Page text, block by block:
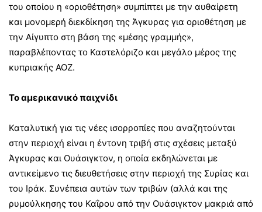
του οποίου η «οριοθέτηση» συμπίπτει με την αυθαίρετη
και μονομερή διεκδίκηση της Άγκυρας για οριοθέτηση με
την Αίγυπτο στη βάση της «μέσης γραμμής»,
παραβλέποντας το Καστελόριζο και μεγάλο μέρος της
κυπριακής ΑΟΖ.
Το αμερικανικό παιχνίδι
Καταλυτική για τις νέες ισορροπίες που αναζητούνται
στην περιοχή είναι η έντονη τριβή στις σχέσεις μεταξύ
Άγκυρας και Ουάσιγκτον, η οποία εκδηλώνεται με
αντικείμενο τις διευθετήσεις στην περιοχή της Συρίας και
του Ιράκ. Συνέπεια αυτών των τριβών (αλλά και της
ρυμούλκησης του Καΐρου από την Ουάσιγκτον μακριά από